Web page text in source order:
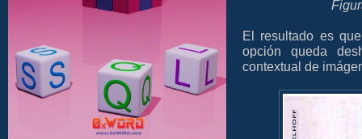
El resultado es
opción queda
contextual de